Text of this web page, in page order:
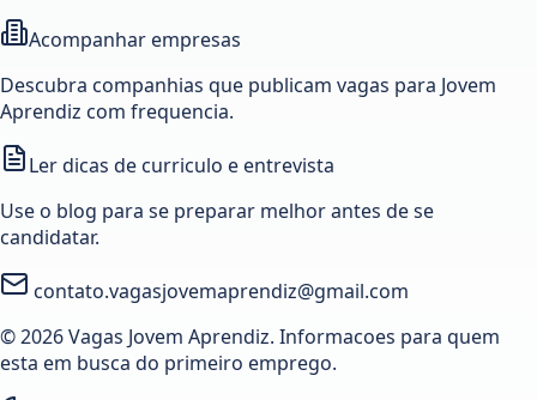
Acompanhar empresas
Descubra companhias que publicam vagas para Jovem
Aprendiz com frequencia.
Ler dicas de curriculo e entrevista
Use o blog para se preparar melhor antes de se
candidatar.
contato.vagasjovemaprendiz@gmail.com
© 2026 Vagas Jovem Aprendiz. Informacoes para quem
esta em busca do primeiro emprego.